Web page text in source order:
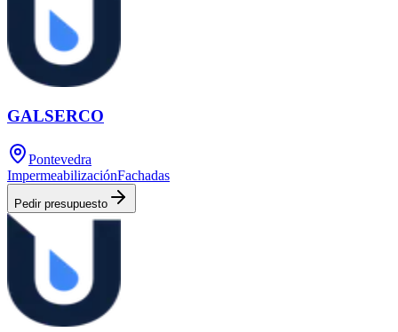
GALSERCO
Pontevedra
ImpermeabilizaciónFachadas
Pedir presupuesto